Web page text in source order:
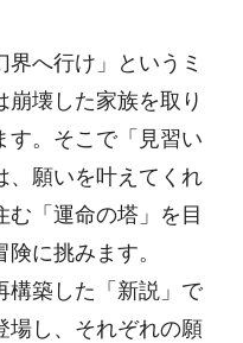
界へ行け」というミ
崩壊した家族を取り
す。そこで「見習い
、願いを叶えてくれ
む「運命の塔」を目
に挑みます。
構築した「新説」で
場し、それぞれの願